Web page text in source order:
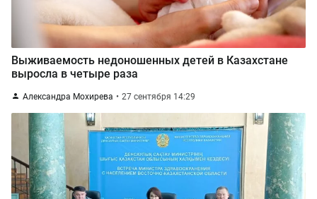
Выживаемость недоношенных детей в Казахстане
выросла в четыре раза
Александра Мохирева 27 сентября 14:29